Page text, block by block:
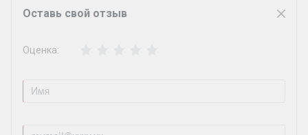
Оставь свой отзыв
Оценка: